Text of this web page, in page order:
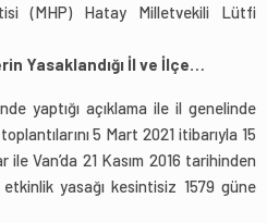
(MHP) Hatay Milletvekili Lütfi
Yasaklandığı İl ve İlçe…
yaptığı açıklama ile il genelinde
5 Mart 2021 itibarıyla 15
Van’da 21 Kasım 2016 tarihinden
yasağı kesintisiz 1579 güne